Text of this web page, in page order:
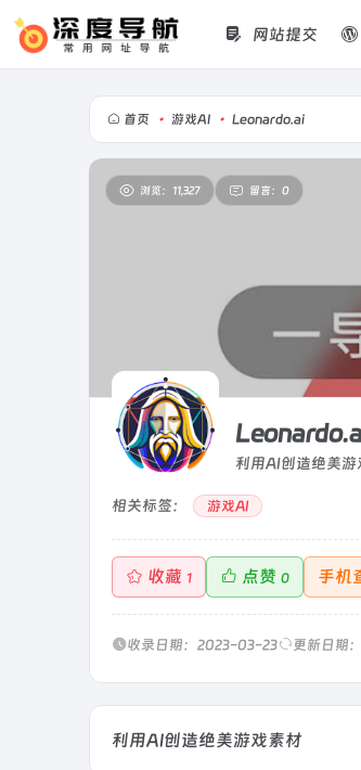
网站提交
首页 • 游戏AI • Leonardo.ai
浏览：11,327 留言：0
利用AI创造绝美游
相关标签： 游戏AI
收藏 1 点赞 0 手机
收录日期：2023-03-23 更新日期
利用AI创造绝美游戏素材